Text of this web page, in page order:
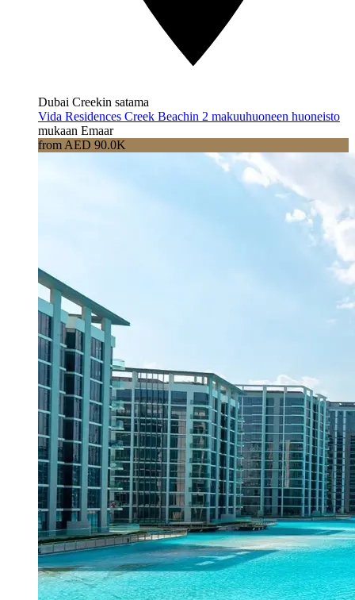
Dubai Creekin satama
Vida Residences Creek Beachin 2 makuuhuoneen huoneisto
mukaan Emaar
from AED 90.0K